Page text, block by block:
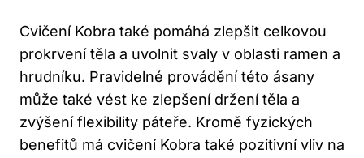
Cvičení Kobra také pomáhá zlepšit celkovou
prokrvení těla a uvolnit svaly v oblasti ramen a
hrudníku. Pravidelné provádění této ásany
může také vést ke zlepšení držení těla a
zvýšení flexibility páteře. Kromě fyzických
benefitů má cvičení Kobra také pozitivní vliv na